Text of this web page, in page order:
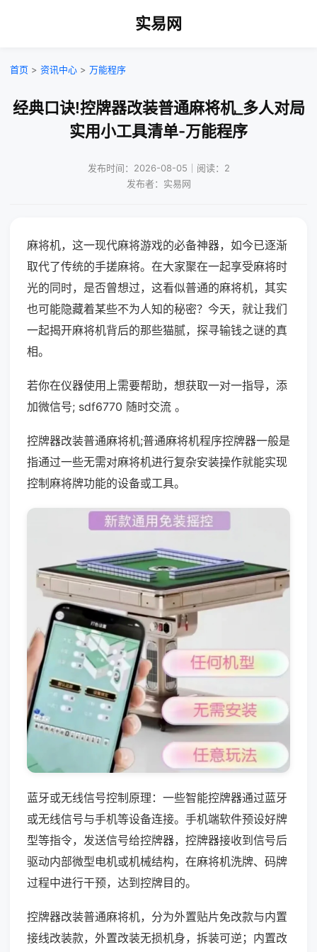
实易网
首页 > 资讯中心 > 万能程序
经典口诀!控牌器改装普通麻将机_多人对局
实用小工具清单-万能程序
发布时间：2026-08-05｜阅读：2
发布者：实易网
麻将机，这一现代麻将游戏的必备神器，如今已逐渐
取代了传统的手搓麻将。在大家聚在一起享受麻将时
光的同时，是否曾想过，这看似普通的麻将机，其实
也可能隐藏着某些不为人知的秘密？今天，就让我们
一起揭开麻将机背后的那些猫腻，探寻输钱之谜的真
相。
若你在仪器使用上需要帮助，想获取一对一指导，添
加微信号; sdf6770 随时交流 。
控牌器改装普通麻将机;普通麻将机程序控牌器一般是
指通过一些无需对麻将机进行复杂安装操作就能实现
控制麻将牌功能的设备或工具。
蓝牙或无线信号控制原理：一些智能控牌器通过蓝牙
或无线信号与手机等设备连接。手机端软件预设好牌
型等指令，发送信号给控牌器，控牌器接收到信号后
驱动内部微型电机或机械结构，在麻将机洗牌、码牌
过程中进行干预，达到控牌目的。
控牌器改装普通麻将机，分为外置贴片免改款与内置
接线改装款，外置改装无损机身，拆装可逆；内置改